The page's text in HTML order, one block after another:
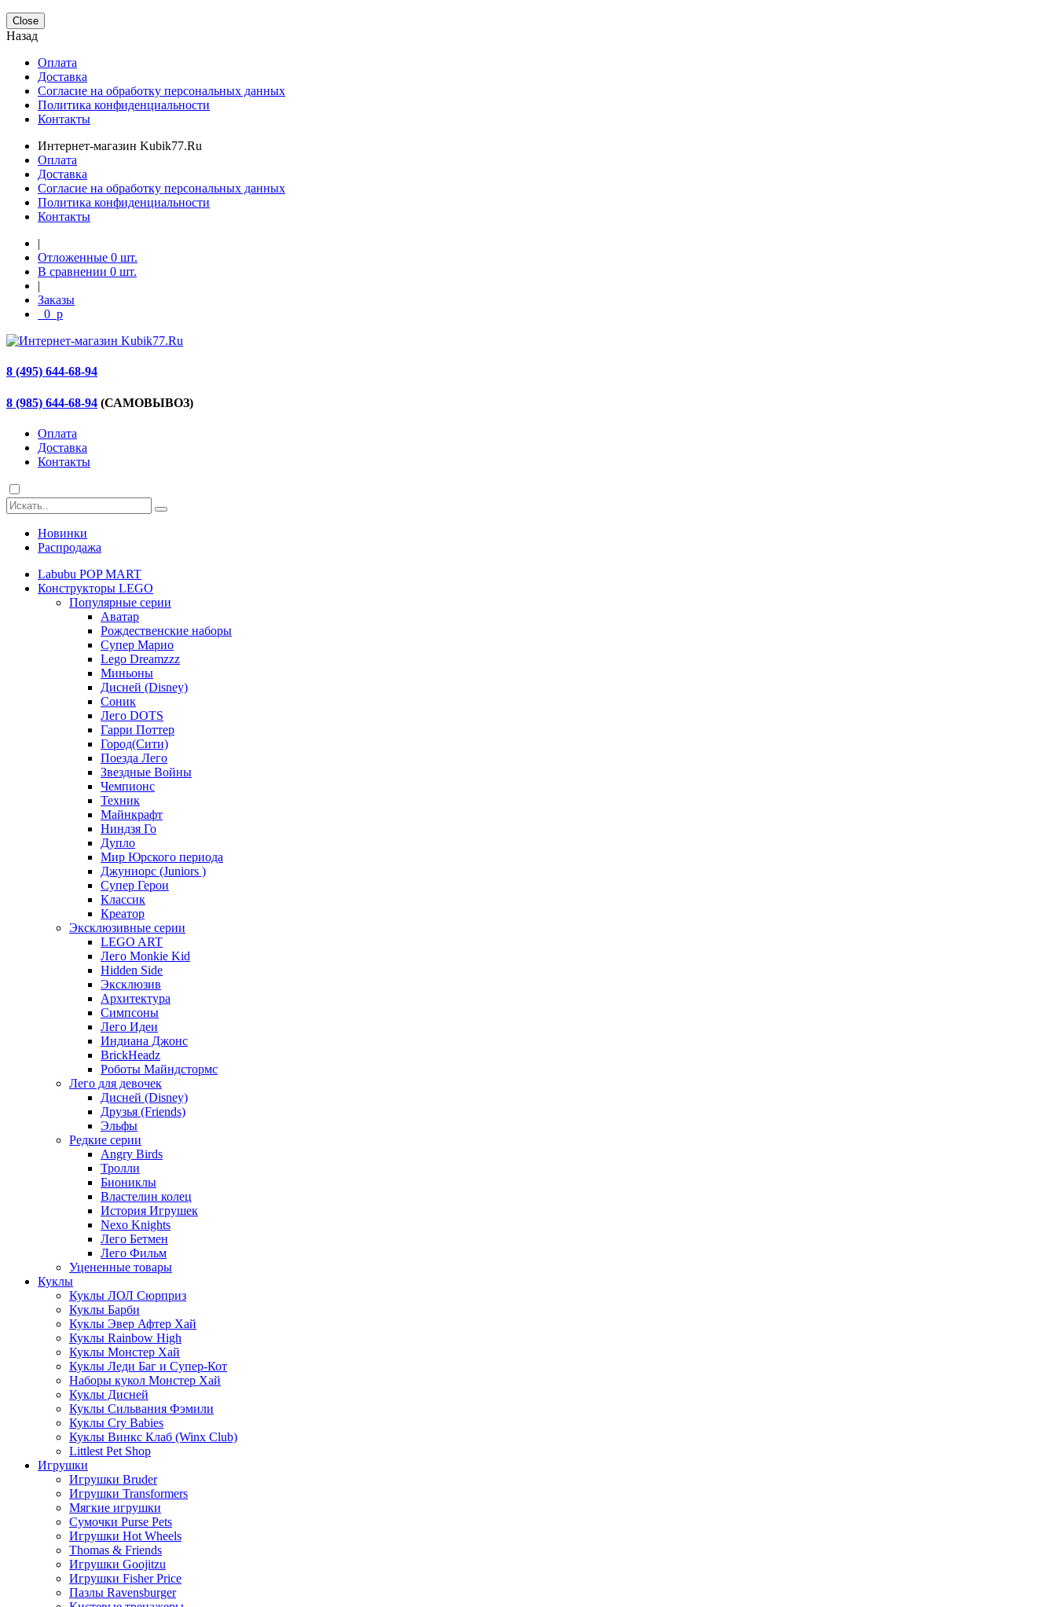
Close
Назад
Оплата
Доставка
Согласие на обработку персональных данных
Политика конфиденциальности
Контакты
Интернет-магазин Kubik77.Ru
Оплата
Доставка
Согласие на обработку персональных данных
Политика конфиденциальности
Контакты
|
Отложенные 0 шт.
В сравнении 0 шт.
|
Заказы
0 p
8 (495) 644-68-94
8 (985) 644-68-94 (САМОВЫВОЗ)
Оплата
Доставка
Контакты
Новинки
Распродажа
Labubu POP MART
Конструкторы LEGO
Популярные серии
Аватар
Рождественские наборы
Супер Марио
Lego Dreamzzz
Миньоны
Дисней (Disney)
Соник
Лего DOTS
Гарри Поттер
Город(Сити)
Поезда Лего
Звездные Войны
Чемпионс
Техник
Майнкрафт
Ниндзя Го
Дупло
Мир Юрского периода
Джуниорс (Juniors )
Супер Герои
Классик
Креатор
Эксклюзивные серии
LEGO ART
Лего Monkie Kid
Hidden Side
Эксклюзив
Архитектура
Симпсоны
Лего Идеи
Индиана Джонс
BrickHeadz
Роботы Майндстормс
Лего для девочек
Дисней (Disney)
Друзья (Friends)
Эльфы
Редкие серии
Angry Birds
Тролли
Биониклы
Властелин колец
История Игрушек
Nexo Knights
Лего Бетмен
Лего Фильм
Уцененные товары
Куклы
Куклы ЛОЛ Сюрприз
Куклы Барби
Куклы Эвер Афтер Хай
Куклы Rainbow High
Куклы Монстер Хай
Куклы Леди Баг и Супер-Кот
Наборы кукол Монстер Хай
Куклы Дисней
Куклы Сильвания Фэмили
Куклы Cry Babies
Куклы Винкс Клаб (Winx Club)
Littlest Pet Shop
Игрушки
Игрушки Bruder
Игрушки Transformers
Мягкие игрушки
Сумочки Purse Pets
Игрушки Hot Wheels
Thomas & Friends
Игрушки Goojitzu
Игрушки Fisher Price
Пазлы Ravensburger